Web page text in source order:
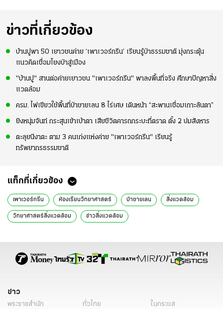
ข่าวที่เกี่ยวข้อง
บ้านปูพา 50 เยาวชนค่าย ‘เพาเวอร์กรีน’ เรียนรู้ป่าธรรมชาติ มุ่งกระตุ้น
แนวคิดเชื่อมโยงป่าสู่เมือง
"บ้านปู" สานต่อค่ายเยาวชน "เพาเวอร์กรีน" พาลงพื้นที่จริง ศึกษาปัญหาสิ่ง
แวดล้อม
ครม. ไฟเขียวใช้พื้นที่ป่าชายเลน 8 ไร่เศษ เดินหน้า “สะพานเชื่อมเกาะลันตา”
ยิงหนุ่มจันท์ กระสุนเข้าเบ้าตา เสียชีวิตคารถกระบะที่ตราด ตั้ง 2 ปมสังหาร
ตะลุยนีงาตะ ตาม 3 คนเก่งแห่งค่าย "เพาเวอร์กรีน" เรียนรู้
ทรัพยากรธรรมชาติ
แท็กที่เกี่ยวข้อง
เพาเวอร์กรีน ห้องเรียนวิทยาศาสตร์ ป่าชายเลน สิ่งแวดล้อม
วิทยาศาสตร์สิ่งแวดล้อม ข่าวสิ่งแวดล้อม
ข่าว
พระราชสำนัก ทั่วไทย
ในกระแส